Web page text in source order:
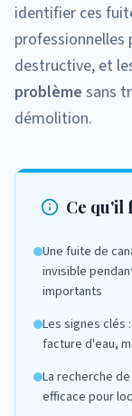
identifier ces
professionnelles
destructive, et
problème sans
démolition.
Ce qu'il
Une fuite de
invisible
importants
Les signes clés
facture d'eau,
La recherche
efficace pour